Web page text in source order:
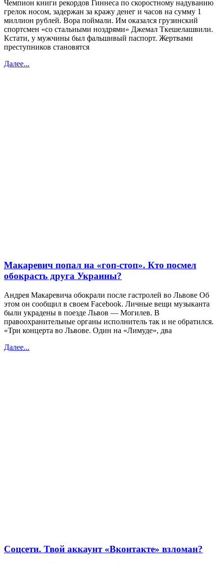
Чемпион книги рекордов Гиннеса по скоростному надуванию
грелок носом, задержан за кражу денег и часов на сумму 1
миллион рублей. Вора поймали. Им оказался грузинский
спортсмен «со стальными ноздрями» Джемал Ткешелашвили.
Кстати, у мужчины был фальшивый паспорт. Жертвами
преступников становятся
Далее...
Макаревич попал на «гоп-стоп». Кто посмел
обокрасть друга Украины?
Андрея Макаревича обокрали после гастролей во Львове Об
этом он сообщил в своем Facebook. Личные вещи музыканта
были украдены в поезде Львов — Могилев. В
правоохранительные органы исполнитель так и не обратился.
«Три концерта во Львове. Один на «Лимуде», два
Далее...
Соцсети. Твой аккаунт «Вконтакте» взломан?